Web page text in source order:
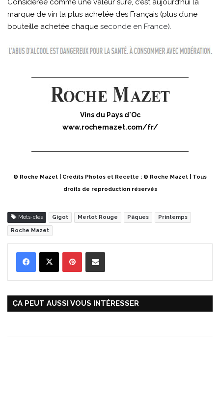
Considérée comme une valeur sûre, c’est aujourd’hui la
marque de vin la plus achetée des Français (plus d’une
bouteille achetée chaque seconde en France).
Vins du Pays d'Oc
www.rochemazet.com/fr/
© Roche Mazet | Crédits Photos et Recette : © Roche Mazet | Tous
droits de reproduction réservés
Mots-clés Gigot Merlot Rouge Pâques Printemps
Roche Mazet
ÇA PEUT AUSSI VOUS INTÉRESSER